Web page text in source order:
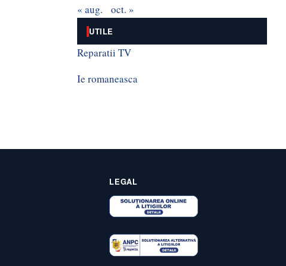
« aug.
oct. »
UTILE
Reparatii TV
Ie romaneasca
LEGAL